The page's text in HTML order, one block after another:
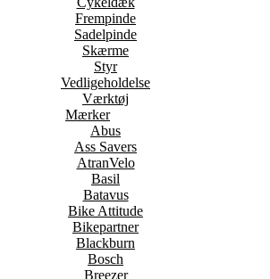
Frempinde
Sadelpinde
Skærme
Styr
Vedligeholdelse
Værktøj
Mærker
Abus
Ass Savers
AtranVelo
Basil
Batavus
Bike Attitude
Bikepartner
Blackburn
Bosch
Breezer